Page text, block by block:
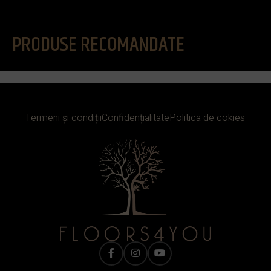
PRODUSE RECOMANDATE
Termeni și condițiiConfidențialitatePolitica de cokies